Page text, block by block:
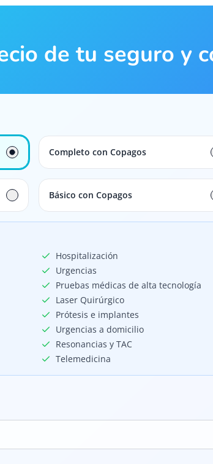
de tu seguro y
Completo con Copagos
Básico con Copagos
Hospitalización
Urgencias
Pruebas médicas de alta tecnología
Laser Quirúrgico
Prótesis e implantes
Urgencias a domicilio
Resonancias y TAC
Telemedicina